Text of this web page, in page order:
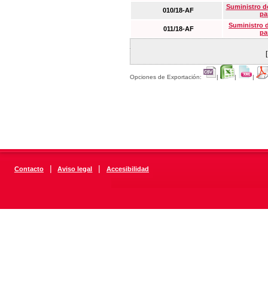
010/18-AF
Suministro
011/18-AF
Suministro
Opciones de Exportación: | | |
Contacto | Aviso legal | Accesibilidad